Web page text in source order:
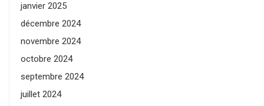
janvier 2025
décembre 2024
novembre 2024
octobre 2024
septembre 2024
juillet 2024